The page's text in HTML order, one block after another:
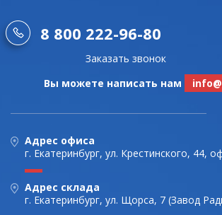
8 800 222-96-80
Заказать звонок
Вы можете написать нам
Адрес офиса
г. Екатеринбург, ул. Крестинского, 44,
Адрес склада
г. Екатеринбург, ул. Щорса, 7 (Завод